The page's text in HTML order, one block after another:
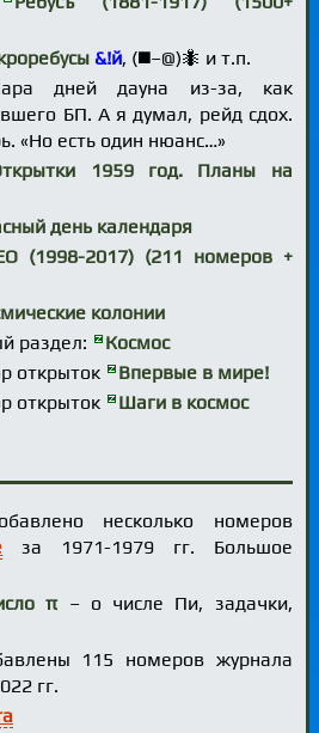
&!й, (◼️–@)🐜 и т.п.
дней дауна из-за, как
БП. А я думал, рейд сдох.
«Но есть один нюанс…»
1959 год. Планы на
день календаря
(1998-2017) (211 номеров +
колонии
раздел:
Космос
открыток
Впервые в мире!
открыток Шаги в космос
несколько номеров
за 1971-1979 гг. Большое
π– о числе Пи, задачки,
115 номеров журнала
гг.